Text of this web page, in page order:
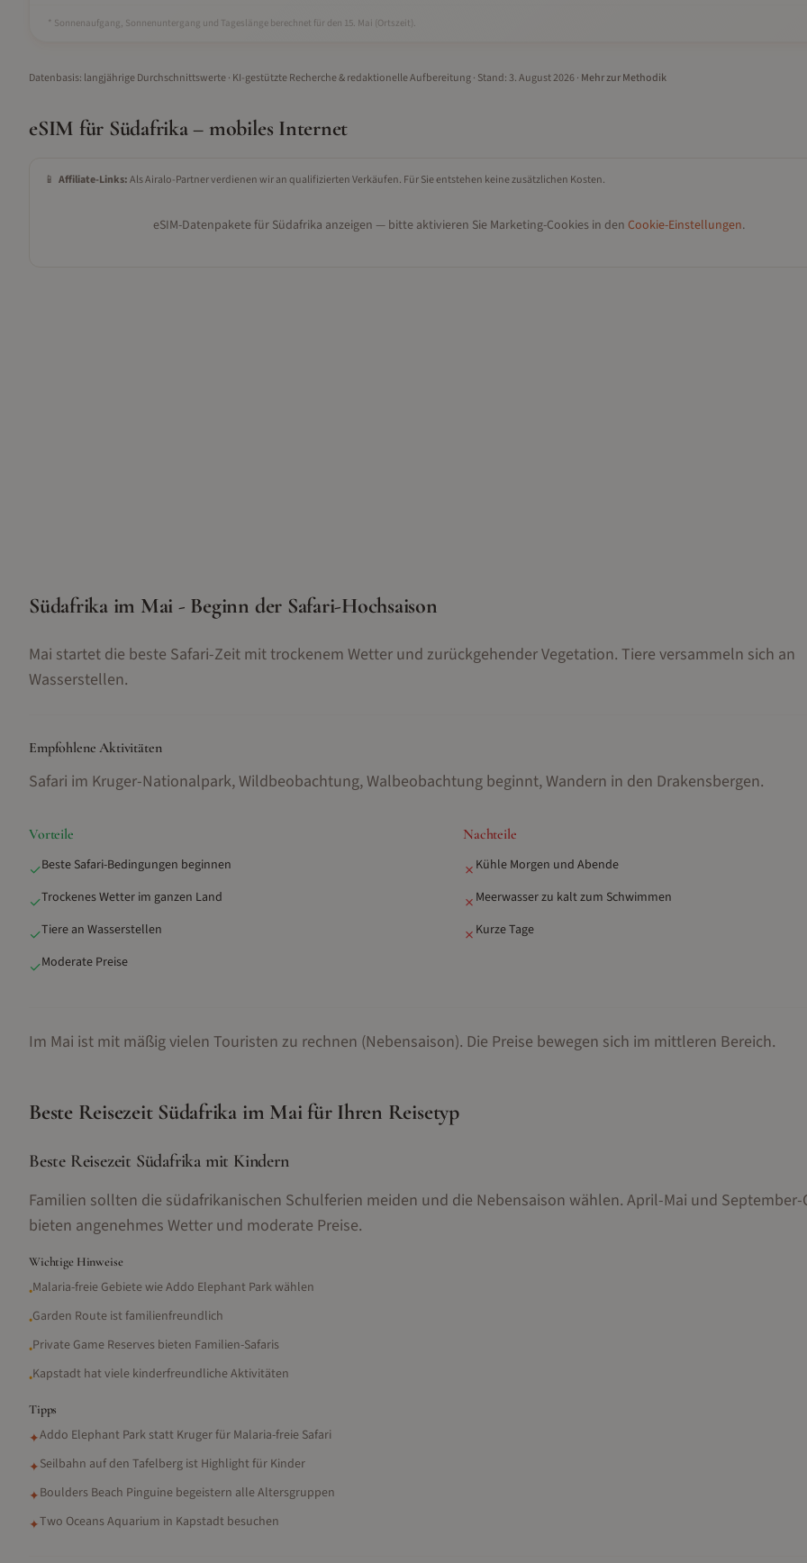
* Sonnenaufgang, Sonnenuntergang und Tageslänge berechnet für den 15. Mai (Ortszeit).
Datenbasis: langjährige Durchschnittswerte · KI-gestützte Recherche & redaktionelle Aufbereitung· Stand: 3. August 2026· Mehr zur Methodik
eSIM für Südafrika– mobiles Internet
📱 Affiliate-Links:Als Airalo-Partner verdienen wir an qualifizierten Verkäufen. Für Sie entstehen keine zusätzlichen Kosten.
eSIM-Datenpakete für Südafrika anzeigen — bitte aktivieren Sie Marketing-Cookies in den Cookie-Einstellungen.
Südafrika im Mai - Beginn der Safari-Hochsaison
Mai startet die beste Safari-Zeit mit trockenem Wetter und zurückgehender Vegetation. Tiere versammeln sich an
Wasserstellen.
Empfohlene Aktivitäten
Safari im Kruger-Nationalpark, Wildbeobachtung, Walbeobachtung beginnt, Wandern in den Drakensbergen.
Vorteile
✓Beste Safari-Bedingungen beginnen
✓Trockenes Wetter im ganzen Land
✓Tiere an Wasserstellen
✓Moderate Preise
Nachteile
✗ Kühle Morgen und Abende
✗ Meerwasser zu kalt zum Schwimmen
✗ Kurze Tage
Im Mai ist mit mäßig vielen Touristen zu rechnen (Nebensaison). Die Preise bewegen sich im mittleren Bereich.
Beste Reisezeit Südafrika im Maifür Ihren Reisetyp
Beste Reisezeit Südafrika mit Kindern
Familien sollten die südafrikanischen Schulferien meiden und die Nebensaison wählen. April-Mai und
bieten angenehmes Wetter und moderate Preise.
Wichtige Hinweise
•Malaria-freie Gebiete wie Addo Elephant Park wählen
•Garden Route ist familienfreundlich
•Private Game Reserves bieten Familien-Safaris
•Kapstadt hat viele kinderfreundliche Aktivitäten
Tipps
✦Addo Elephant Park statt Kruger für Malaria-freie Safari
✦Seilbahn auf den Tafelberg ist Highlight für Kinder
✦Boulders Beach Pinguine begeistern alle Altersgruppen
✦Two Oceans Aquarium in Kapstadt besuchen